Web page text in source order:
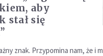
aby
stał się
znak. Przypomina nam, że i